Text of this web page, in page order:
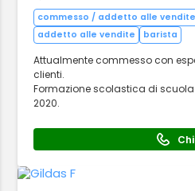
commesso / addetto alle vendite
addetto alle vendite
barista
Attualmente commesso con
clienti.
Formazione scolastica di
2020.